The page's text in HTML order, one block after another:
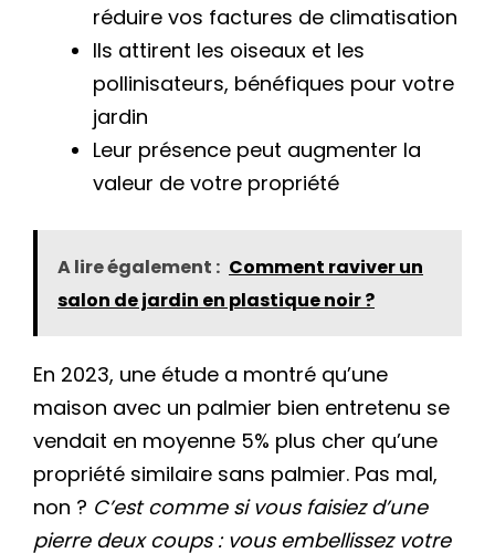
réduire vos factures de climatisation
Ils attirent les oiseaux et les
pollinisateurs, bénéfiques pour votre
jardin
Leur présence peut augmenter la
valeur de votre propriété
A lire également : Comment raviver un
salon de jardin en plastique noir ?
En 2023, une étude a montré qu’une
maison avec un palmier bien entretenu se
vendait en moyenne 5% plus cher qu’une
propriété similaire sans palmier. Pas mal,
non ? C’est comme si vous faisiez d’une
pierre deux coups : vous embellissez votre